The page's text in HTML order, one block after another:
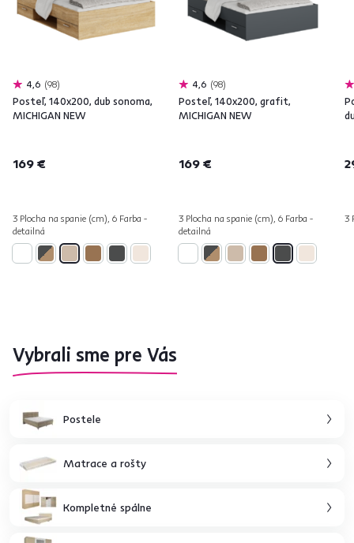
4,6 98
Posteľ, 140x200, dub sonoma,
MICHIGAN NEW
169 €
3 Plocha na spanie (cm), 6 Farba -
detailná
4,6 98
Posteľ, 140x200, grafit,
MICHIGAN NEW
169 €
3 Plocha na spanie (cm), 6 Farba -
detailná
3
Vybrali sme pre Vás
Postele
Matrace a rošty
Kompletné spálne